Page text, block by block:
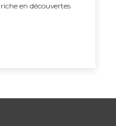
en découvertes